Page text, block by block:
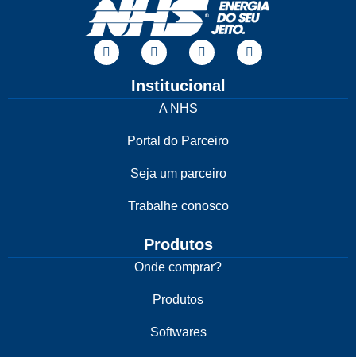
Institucional
A NHS
Portal do Parceiro
Seja um parceiro
Trabalhe conosco
Produtos
Onde comprar?
Produtos
Softwares